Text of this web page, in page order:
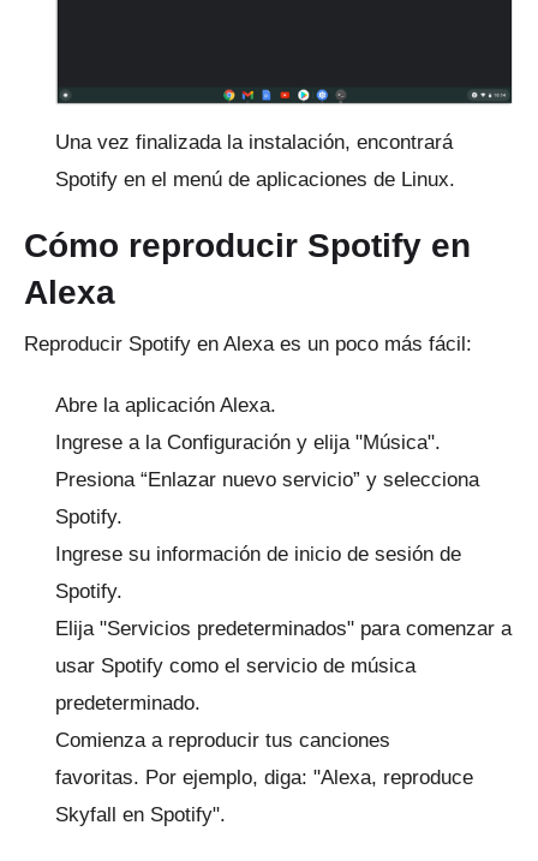
Una vez finalizada la instalación, encontrará
Spotify en el menú de aplicaciones de Linux.
Cómo reproducir Spotify en
Alexa
Reproducir Spotify en Alexa es un poco más fácil:
Abre la aplicación Alexa.
Ingrese a la Configuración y elija "Música".
Presiona “Enlazar nuevo servicio” y selecciona
Spotify.
Ingrese su información de inicio de sesión de
Spotify.
Elija "Servicios predeterminados" para comenzar a
usar Spotify como el servicio de música
predeterminado.
Comienza a reproducir tus canciones
favoritas. Por ejemplo, diga: "Alexa, reproduce
Skyfall en Spotify".